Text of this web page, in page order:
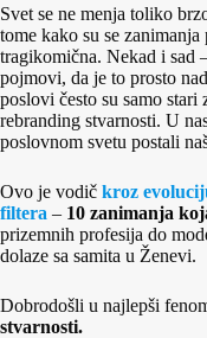
Svet se ne menja toliko
tome kako su se
tragikomična. Nekad i sad
pojmovi, da je to prosto
poslovi često su samo
rebranding stvarnosti. U
poslovnom svetu postali
Ovo je vodič kroz
filtera – 10 zanimanja
prizemnih profesija do
dolaze sa samita u Ženevi.
Dobrodošli u najlepši
stvarnosti.